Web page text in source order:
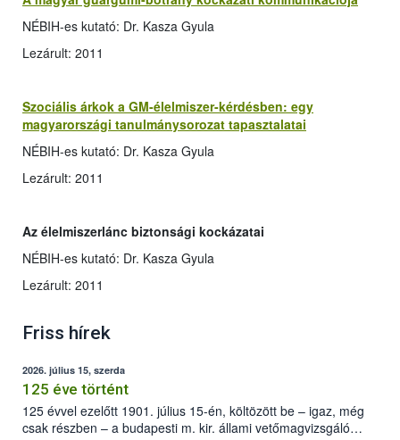
NÉBIH-es kutató: Dr. Kasza Gyula
Lezárult: 2011
Szociális árkok a GM-élelmiszer-kérdésben: egy
magyarországi tanulmánysorozat tapasztalatai
NÉBIH-es kutató: Dr. Kasza Gyula
Lezárult: 2011
Az élelmiszerlánc biztonsági kockázatai
NÉBIH-es kutató: Dr. Kasza Gyula
Lezárult: 2011
Friss hírek
2026. július 15, szerda
125 éve történt
125 évvel ezelőtt 1901. július 15-én, költözött be – igaz, még
csak részben – a budapesti m. kir. állami vetőmagvizsgáló